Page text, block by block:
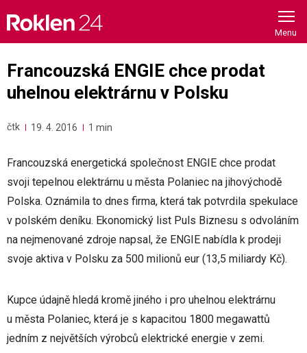
content
Francouzská ENGIE chce prodat
uhelnou elektrárnu v Polsku
čtk 19. 4. 2016 1 min
Francouzská energetická společnost ENGIE chce prodat
svoji tepelnou elektrárnu u města Polaniec na jihovýchodě
Polska. Oznámila to dnes firma, která tak potvrdila spekulace
v polském deníku. Ekonomický list Puls Biznesu s odvoláním
na nejmenované zdroje napsal, že ENGIE nabídla k prodeji
svoje aktiva v Polsku za 500 milionů eur (13,5 miliardy Kč).
Kupce údajně hledá kromě jiného i pro uhelnou elektrárnu
u města Polaniec, která je s kapacitou 1800 megawattů
jedním z největších výrobců elektrické energie v zemi.